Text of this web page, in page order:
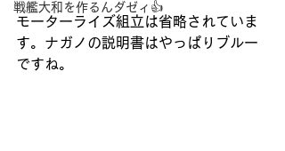
戦艦大和を作るんダゼィ👍
モーターライズ組立は省略されていま
す。ナガノの説明書はやっぱりブルー
ですね。